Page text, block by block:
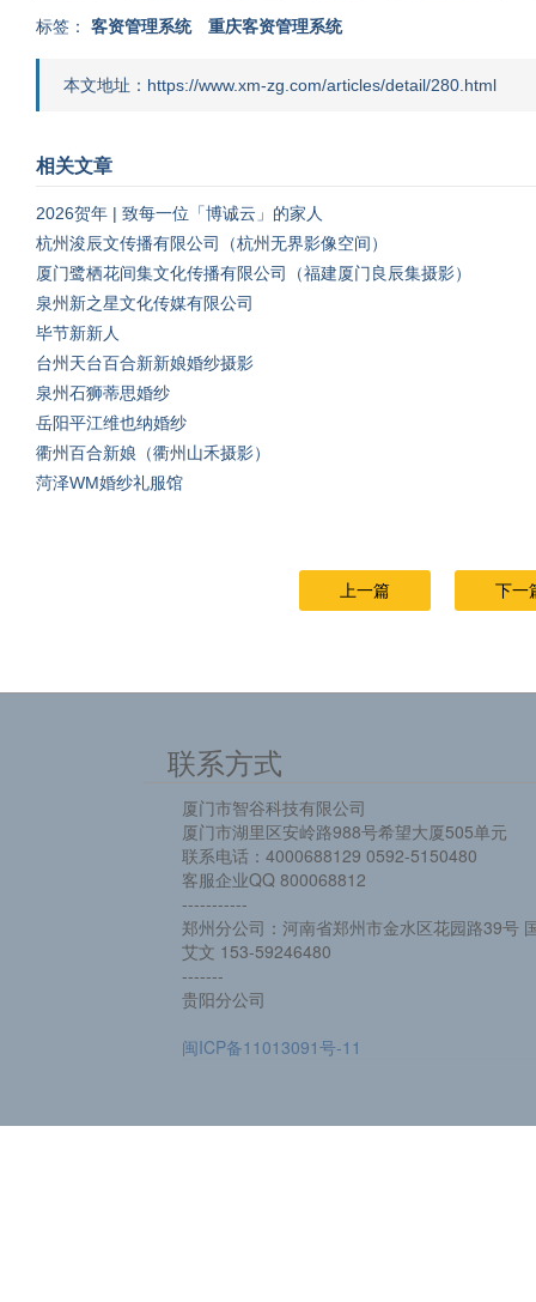
标签： 客资管理系统 重庆客资管理系统
本文地址：https://www.xm-zg.com/articles/detail/280.html
相关文章
2026贺年 | 致每一位「博诚云」的家人
杭州浚辰文传播有限公司（杭州无界影像空间）
厦门鹭栖花间集文化传播有限公司（福建厦门良辰集摄影）
泉州新之星文化传媒有限公司
毕节新新人
台州天台百合新新娘婚纱摄影
泉州石狮蒂思婚纱
岳阳平江维也纳婚纱
衢州百合新娘（衢州山禾摄影）
菏泽WM婚纱礼服馆
上一篇 下一
联系方式
厦门市智谷科技有限公司
厦门市湖里区安岭路988号希望大厦505单元
联系电话：4000688129 0592-5150480
客服企业QQ 800068812
-----------
郑州分公司：河南省郑州市金水区花园路39号
艾文 153-59246480
-------
贵阳分公司
闽ICP备11013091号-11